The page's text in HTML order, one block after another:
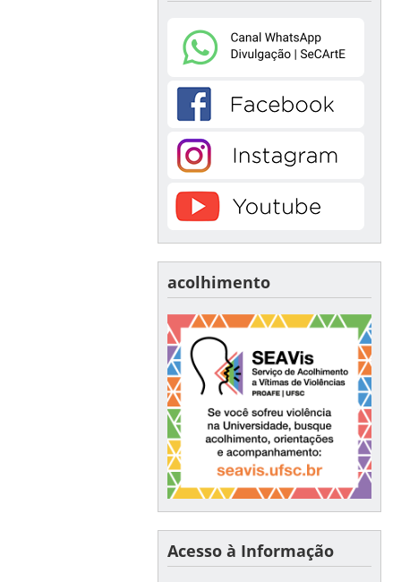
acolhimento
Acesso à Informação